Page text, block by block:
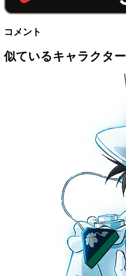
コメント
似ているキャラクター